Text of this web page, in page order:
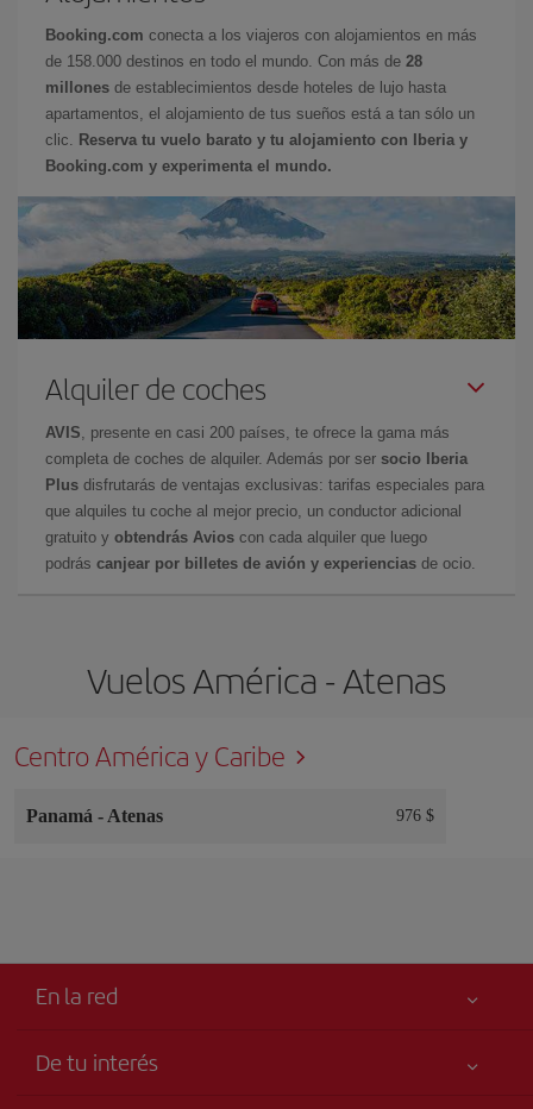
Booking.com conecta a los viajeros con alojamientos en más
de 158.000 destinos en todo el mundo. Con más de 28
millones de establecimientos desde hoteles de lujo hasta
apartamentos, el alojamiento de tus sueños está a tan sólo un
clic.
Reserva tu vuelo barato y tu alojamiento con Iberia y
Booking.com y experimenta el mundo.
Alquiler de coches
AVIS , presente en casi 200 países, te ofrece la gama más
completa de coches de alquiler. Además por ser socio Iberia
Plus disfrutarás de ventajas exclusivas: tarifas especiales para
que alquiles tu coche al mejor precio, un conductor adicional
gratuito y obtendrás Avios con cada alquiler que luego
podrás canjear por billetes de avión y experiencias de ocio.
Vuelos América - Atenas
Centro América y Caribe
Panamá - Atenas 976 $
En la red
De tu interés